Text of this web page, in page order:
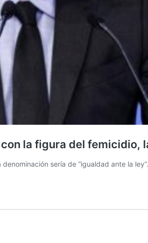
la figura del femicidio,
sería de “igualdad ante la